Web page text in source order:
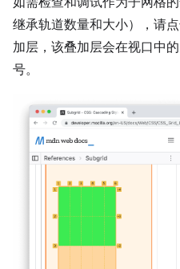
继承轨道数量和大小），请
加层，该叠加层会在视口中
号。